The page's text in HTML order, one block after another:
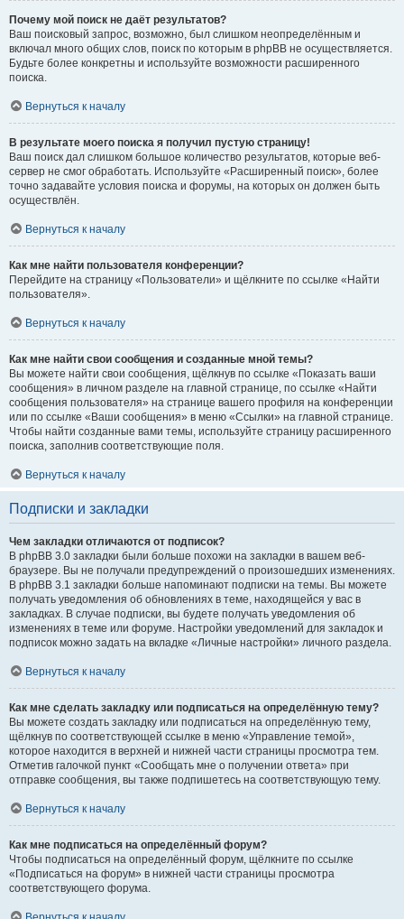
Почему мой поиск не даёт результатов?
Ваш поисковый запрос, возможно, был слишком неопределённым и
включал много общих слов, поиск по которым в phpBB не осуществляется.
Будьте более конкретны и используйте возможности расширенного
поиска.
Вернуться к началу
В результате моего поиска я получил пустую страницу!
Ваш поиск дал слишком большое количество результатов, которые веб-
сервер не смог обработать. Используйте «Расширенный поиск», более
точно задавайте условия поиска и форумы, на которых он должен быть
осуществлён.
Вернуться к началу
Как мне найти пользователя конференции?
Перейдите на страницу «Пользователи» и щёлкните по ссылке «Найти
пользователя».
Вернуться к началу
Как мне найти свои сообщения и созданные мной темы?
Вы можете найти свои сообщения, щёлкнув по ссылке «Показать ваши
сообщения» в личном разделе на главной странице, по ссылке «Найти
сообщения пользователя» на странице вашего профиля на конференции
или по ссылке «Ваши сообщения» в меню «Ссылки» на главной странице.
Чтобы найти созданные вами темы, используйте страницу расширенного
поиска, заполнив соответствующие поля.
Вернуться к началу
Подписки и закладки
Чем закладки отличаются от подписок?
В phpBB 3.0 закладки были больше похожи на закладки в вашем веб-
браузере. Вы не получали предупреждений о произошедших изменениях.
В phpBB 3.1 закладки больше напоминают подписки на темы. Вы можете
получать уведомления об обновлениях в теме, находящейся у вас в
закладках. В случае подписки, вы будете получать уведомления об
изменениях в теме или форуме. Настройки уведомлений для закладок и
подписок можно задать на вкладке «Личные настройки» личного раздела.
Вернуться к началу
Как мне сделать закладку или подписаться на определённую тему?
Вы можете создать закладку или подписаться на определённую тему,
щёлкнув по соответствующей ссылке в меню «Управление темой»,
которое находится в верхней и нижней части страницы просмотра тем.
Отметив галочкой пункт «Сообщать мне о получении ответа» при
отправке сообщения, вы также подпишетесь на соответствующую тему.
Вернуться к началу
Как мне подписаться на определённый форум?
Чтобы подписаться на определённый форум, щёлкните по ссылке
«Подписаться на форум» в нижней части страницы просмотра
соответствующего форума.